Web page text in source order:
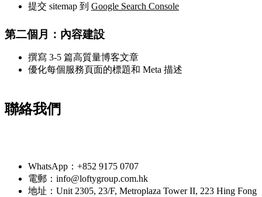
提交 sitemap 到 Google Search Console
第二個月：內容建設
撰寫 3-5 篇高質量博客文章
優化每個服務頁面的標題和 Meta 描述
聯絡我們
WhatsApp：+852 9175 0707
電郵：info@loftygroup.com.hk
地址：Unit 2305, 23/F, Metroplaza Tower II, 223 Hing Fong